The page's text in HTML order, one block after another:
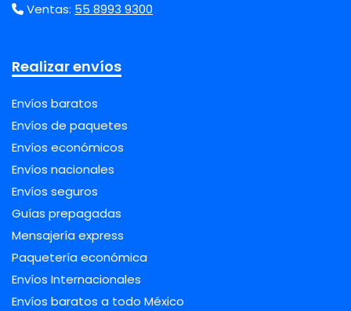
Ventas: 55 8993 9300
Realizar envíos
Envíos baratos
Envíos de paquetes
Envíos económicos
Envíos nacionales
Envíos seguros
Guías prepagadas
Mensajería express
Paquetería económica
Envíos Internacionales
Envíos baratos a todo México